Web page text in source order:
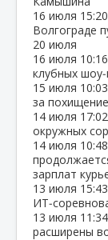
16 июля 15:20
Волгограде
20 июля
16 июля 10:16
клубных
15 июля 10:03
за
14 июля 17:02
окружных
14 июля 10:48
зарплат
13 июля 15:43
13 июля 11:34
расширены